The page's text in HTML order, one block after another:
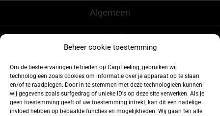
Beheer cookie toestemming
Om de beste ervaringen te bieden op CarpFeeling, gebruiken wij
technologieën zoals cookies om informatie over je apparaat op te slaan
en/of te raadplegen. Door in te stemmen met deze technologieën kunnen
wij gegevens zoals surfgedrag of unieke ID's op deze site verwerken. Als je
geen toestemming geeft of uw toestemming intrekt, kan dit een nadelige
invloed hebben op bepaalde functies en mogelijkheden. Wij gaan ten alle
Algemeen
CarpFeeling
Volg ons ook op